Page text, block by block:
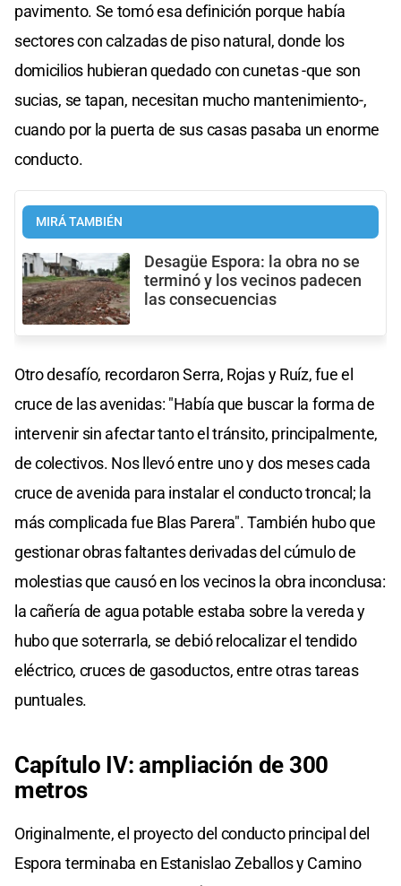
pavimento. Se tomó esa definición porque había
sectores con calzadas de piso natural, donde los
domicilios hubieran quedado con cunetas -que son
sucias, se tapan, necesitan mucho mantenimiento-,
cuando por la puerta de sus casas pasaba un enorme
conducto.
MIRÁ TAMBIÉN
Desagüe Espora: la obra no se
terminó y los vecinos padecen
las consecuencias
Otro desafío, recordaron Serra, Rojas y Ruíz, fue el
cruce de las avenidas: "Había que buscar la forma de
intervenir sin afectar tanto el tránsito, principalmente,
de colectivos. Nos llevó entre uno y dos meses cada
cruce de avenida para instalar el conducto troncal; la
más complicada fue Blas Parera". También hubo que
gestionar obras faltantes derivadas del cúmulo de
molestias que causó en los vecinos la obra inconclusa:
la cañería de agua potable estaba sobre la vereda y
hubo que soterrarla, se debió relocalizar el tendido
eléctrico, cruces de gasoductos, entre otras tareas
puntuales.
Capítulo IV: ampliación de 300
metros
Originalmente, el proyecto del conducto principal del
Espora terminaba en Estanislao Zeballos y Camino